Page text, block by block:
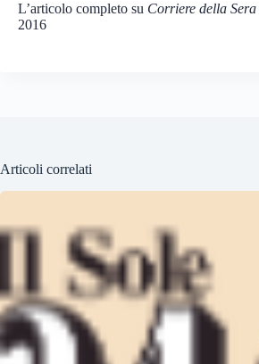
L’articolo completo su Corriere della Sera
2016
Articoli correlati